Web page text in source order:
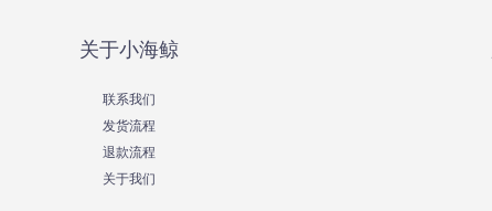
关于小海鲸
联系我们
发货流程
退款流程
关于我们